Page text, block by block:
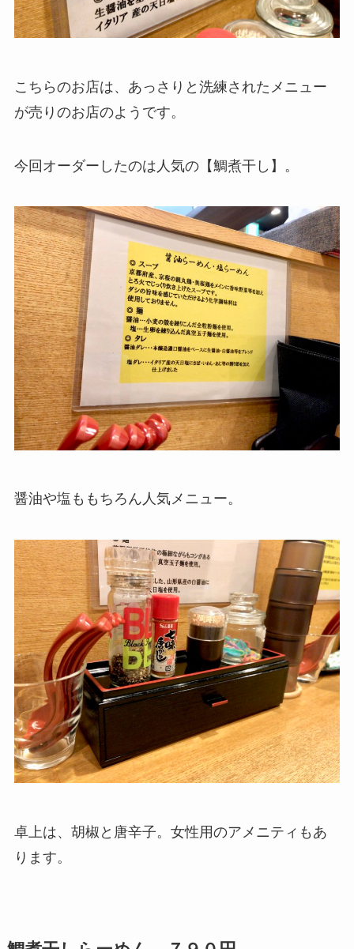
こちらのお店は、あっさりと洗練されたメニュー
が売りのお店のようです。
今回オーダーしたのは人気の【鯛煮干し】。
醤油や塩ももちろん人気メニュー。
卓上は、胡椒と唐辛子。女性用のアメニティもあ
ります。